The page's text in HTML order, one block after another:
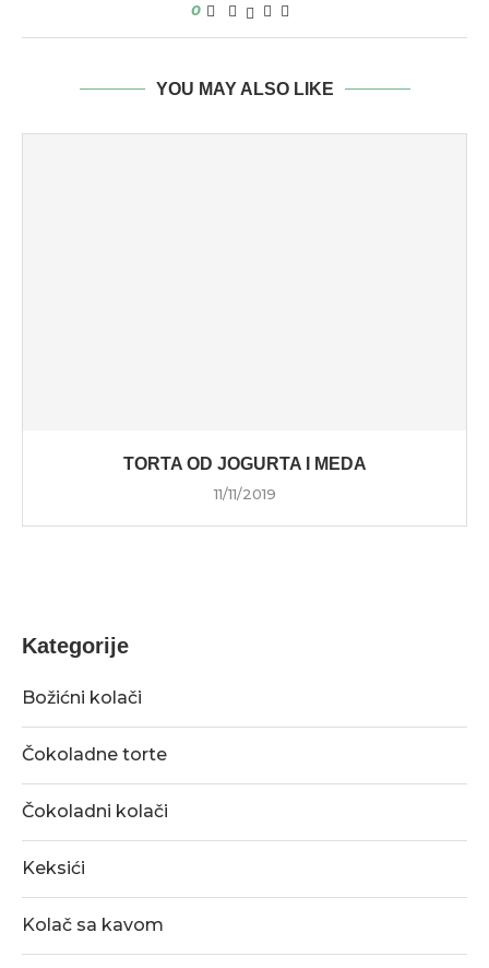
0
YOU MAY ALSO LIKE
TORTA OD JOGURTA I MEDA
11/11/2019
Kategorije
Božićni kolači
Čokoladne torte
Čokoladni kolači
Keksići
Kolač sa kavom